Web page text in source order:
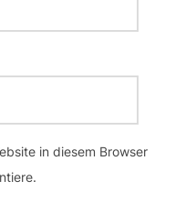
in diesem Browser